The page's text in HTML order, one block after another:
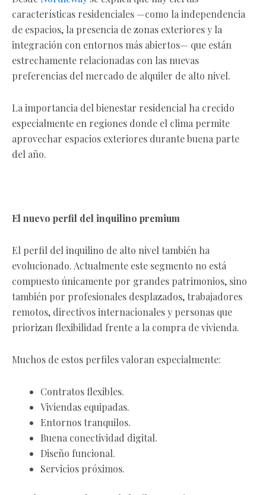
características residenciales —como la independencia
de espacios, la presencia de zonas exteriores y la
integración con entornos más abiertos— que están
estrechamente relacionadas con las nuevas
preferencias del mercado de alquiler de alto nivel.
La importancia del bienestar residencial ha crecido
especialmente en regiones donde el clima permite
aprovechar espacios exteriores durante buena parte
del año.
El nuevo perfil del inquilino premium
El perfil del inquilino de alto nivel también ha
evolucionado. Actualmente este segmento no está
compuesto únicamente por grandes patrimonios, sino
también por profesionales desplazados, trabajadores
remotos, directivos internacionales y personas que
priorizan flexibilidad frente a la compra de vivienda.
Muchos de estos perfiles valoran especialmente:
Contratos flexibles.
Viviendas equipadas.
Entornos tranquilos.
Buena conectividad digital.
Diseño funcional.
Servicios próximos.